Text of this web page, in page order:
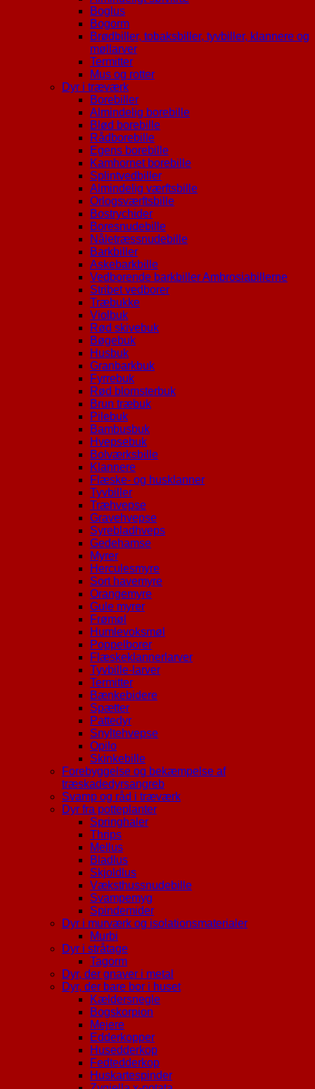
Boglus
Bogorm
Brødbiller, tobaksbiller, tyvbiller, klannere og
møllarver
Termitter
Mus og rotter
Dyr i træværk
Borebiller
Almindelig borebille
Blød borebille
Rådborebille
Egens borebille
Kamhornet borebille
Splintvedbiller
Almindelig værftsbille
Orlogsværftsbille
Bostrychider
Boresnudebille
Nåletræssnudebille
Barkbiller
Askebarkbille
Vedborende barkbiller Ambrosiabillerne
Stribet vedborer
Træbukke
Violbuk
Rød skivebuk
Bøgebuk
Husbuk
Granbarkbuk
Fyrrebuk
Rød blomsterbuk
Brun træbuk
Pilebuk
Bambusbuk
Hvepsebuk
Bolværksbille
Klannere
Flæske- og husklanner
Tyvbiller
Træhvepse
Gravehvepse
Syrebladhveps
Gedehamse
Myrer
Herculesmyre
Sort havemyre
Orangemyre
Gule myrer
Frømøl
Humlevoksmøl
Poppelborer
Flæskeklannerlarver
Tyvbille-larver
Termitter
Bænkebidere
Spætter
Pattedyr
Snyltehvepse
Opilo
Skinkebille
Forebyggelse og bekæmpelse af
træskadedyrsangreb
Svamp og råd i træværk
Dyr fra potteplanter
Springhaler
Thrips
Mellus
Bladlus
Skjoldlus
Væksthussnudebille
Svampemyg
Spindemider
Dyr i murværk og isolationsmaterialer
Murbi
Dyr i stråtage
Tagorm
Dyr, der gnaver i metal
Dyr, der bare bor i huset
Kældersnegle
Bogskorpion
Mejere
Edderkopper
Husedderkop
Fedtedderkop
Huskartespinder